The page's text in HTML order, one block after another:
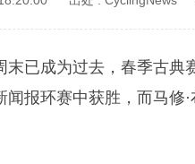
末已成为过去，春季古典
闻报环赛中获胜，而马修